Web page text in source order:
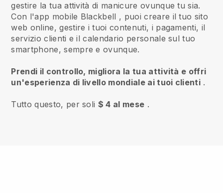
gestire la tua attività di manicure ovunque tu sia.
Con l'app mobile Blackbell , puoi creare il tuo sito
web online, gestire i tuoi contenuti, i pagamenti, il
servizio clienti e il calendario personale sul tuo
smartphone, sempre e ovunque.
Prendi il controllo, migliora la tua attività e offri
un'esperienza di livello mondiale ai tuoi clienti .
Tutto questo, per soli $ 4 al mese .